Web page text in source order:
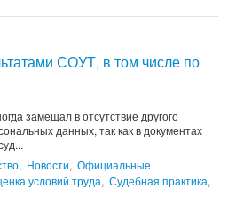
СОУТ, в том числе по
замещал в отсутствие другого
данных, так как в документах
, Новости, Официальные
условий труда, Судебная практика,